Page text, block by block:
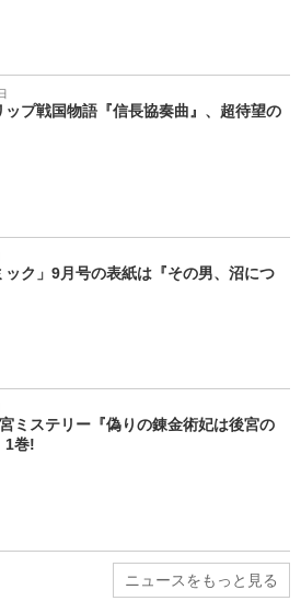
ップ戦国物語『信長協奏曲』、超待望の
ック」9月号の表紙は『その男、沼につ
ミステリー『偽りの錬金術妃は後宮の
1巻!
ニュースをもっと見る